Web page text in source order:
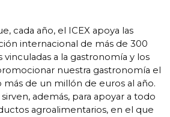
cada año, el ICEX apoya las
internacional de más de 300
vinculadas a la gastronomía y los
nuestra gastronomía el
de un millón de euros al año.
además, para apoyar a todo
agroalimentarios, en el que